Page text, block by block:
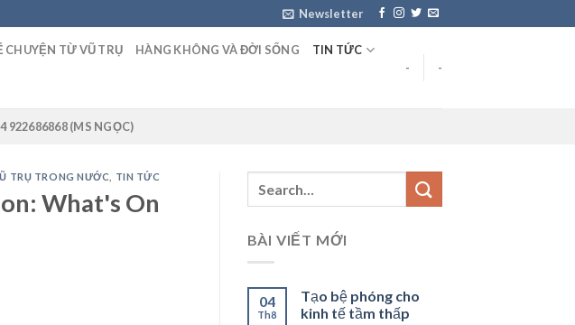
Newsletter
CHUYỆN TỪ VŨ TRỤ HÀNG KHÔNG VÀ ĐỜI SỐNG TIN TỨC
- -
922686868 (MS NGỌC)
TRỤ TRONG NƯỚC TIN TỨC
What's On
BÀI VIẾT MỚI
04
Th8
Tạo bệ phóng cho
kinh tế tầm thấp